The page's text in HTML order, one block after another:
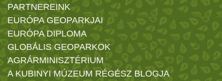
PARTNEREINK
EURÓPA GEOPARKJAI
EURÓPA DIPLOMA
GLOBÁLIS GEOPARKOK
AGRÁRMINISZTÉRIUM
A KUBINYI MÚZEUM RÉGÉSZ BLOGJA